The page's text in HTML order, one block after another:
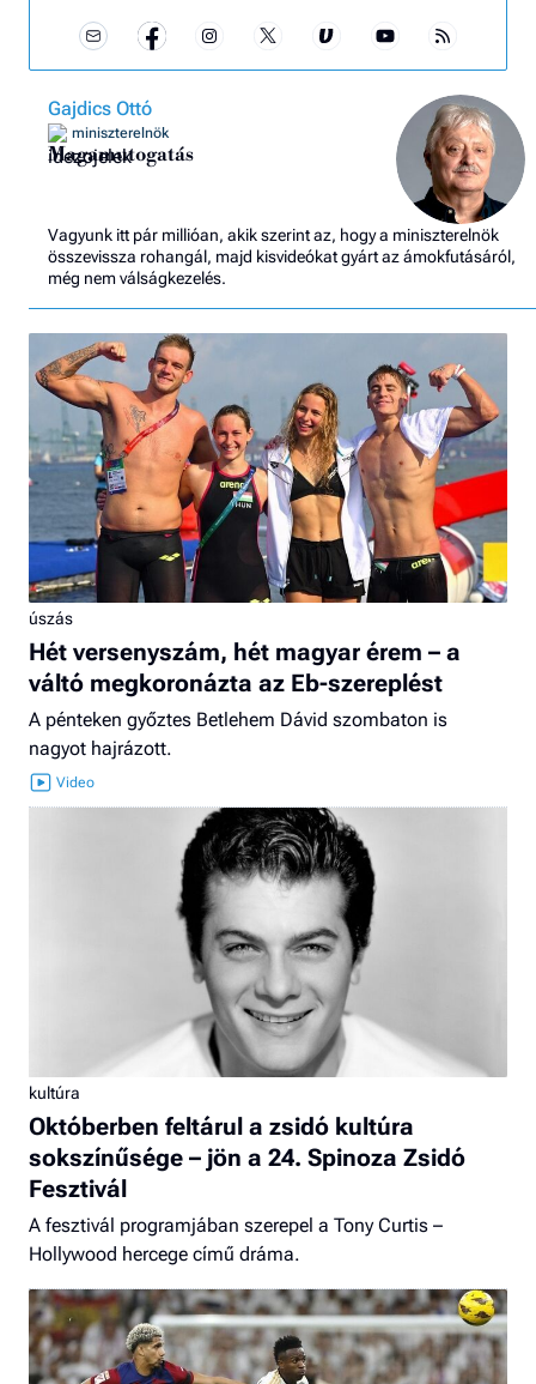
Gajdics Ottó
miniszterelnök
Magamutogatás
Vagyunk itt pár millióan, akik szerint az, hogy a miniszterelnök
összevissza rohangál, majd kisvideókat gyárt az ámokfutásáról,
még nem válságkezelés.
úszás
Hét versenyszám, hét magyar érem – a
váltó megkoronázta az Eb-szereplést
A pénteken győztes Betlehem Dávid szombaton is
nagyot hajrázott.
kultúra
Októberben feltárul a zsidó kultúra
sokszínűsége – jön a 24. Spinoza Zsidó
Fesztivál
A fesztivál programjában szerepel a Tony Curtis –
Hollywood hercege című dráma.